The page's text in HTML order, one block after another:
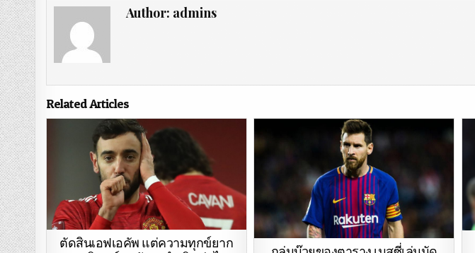
Author: admins
Related Articles
ตัดสินเอฟเอคัพ แต่ความทุกข์ยาก